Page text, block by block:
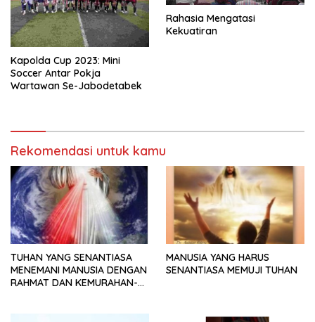
Kapolda Cup 2023: Mini
Soccer Antar Pokja
Wartawan Se-Jabodetabek
Rahasia Mengatasi
Kekuatiran
Rekomendasi untuk kamu
TUHAN YANG SENANTIASA
MENEMANI MANUSIA DENGAN
RAHMAT DAN KEMURAHAN-
MANUSIA YANG HARUS
SENANTIASA MEMUJI TUHAN